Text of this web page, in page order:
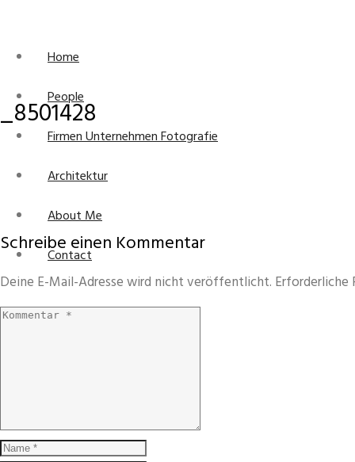
Home
People
Firmen Unternehmen Fotografie
Architektur
About Me
Contact
_8501428
Schreibe einen Kommentar
Deine E-Mail-Adresse wird nicht veröffentlicht.